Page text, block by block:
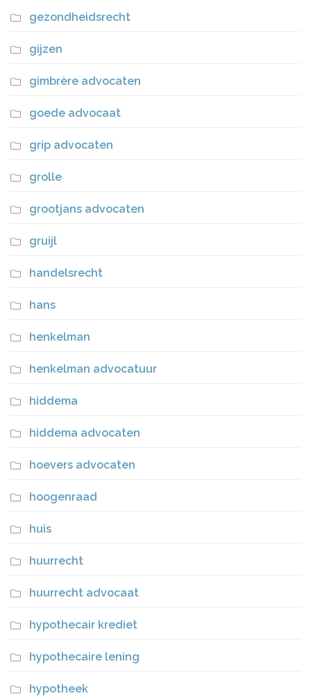
gezondheidsrecht
gijzen
gimbrère advocaten
goede advocaat
grip advocaten
grolle
grootjans advocaten
gruijl
handelsrecht
hans
henkelman
henkelman advocatuur
hiddema
hiddema advocaten
hoevers advocaten
hoogenraad
huis
huurrecht
huurrecht advocaat
hypothecair krediet
hypothecaire lening
hypotheek